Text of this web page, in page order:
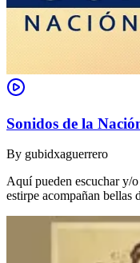
Sonidos de la
By gubidxaguerrero
Aquí pueden escuchar y/
estirpe acompañan